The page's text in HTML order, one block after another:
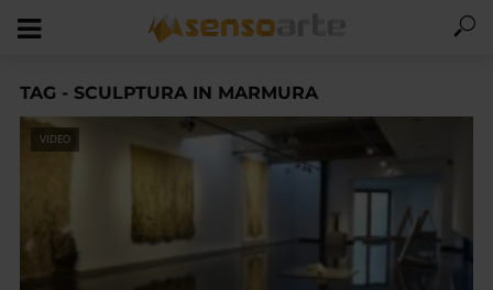
TAG - SCULPTURA IN MARMURA
VIDEO